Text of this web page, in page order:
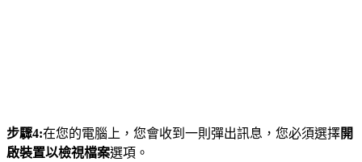
步驟4:在您的電腦上，您會收到一則彈出訊息，您必須選擇開
啟裝置以檢視檔案選項。